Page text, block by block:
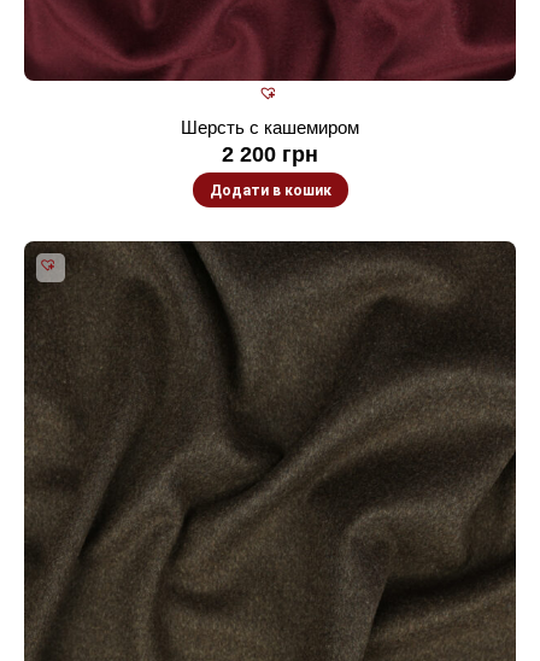
Шерсть с кашемиром
2 200 грн
Додати в кошик